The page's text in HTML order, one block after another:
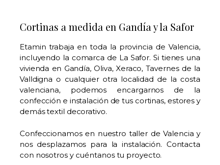
Cortinas a medida en Gandía y la Safor
Etamin trabaja en toda la provincia de Valencia,
incluyendo la comarca de La Safor. Si tienes una
vivienda en Gandía, Oliva, Xeraco, Tavernes de la
Valldigna o cualquier otra localidad de la costa
valenciana, podemos encargarnos de la
confección e instalación de tus cortinas, estores y
demás textil decorativo.
Confeccionamos en nuestro taller de Valencia y
nos desplazamos para la instalación. Contacta
con nosotrosy cuéntanos tu proyecto.